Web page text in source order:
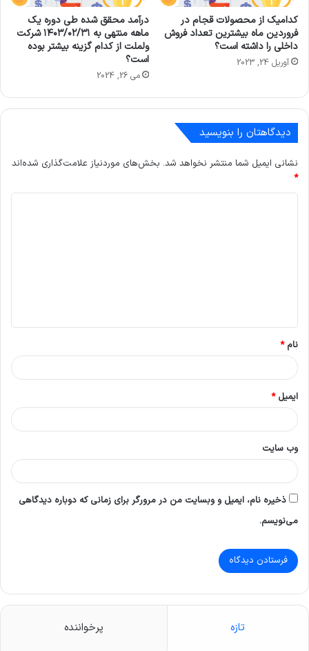
کدامیک از محصولات قجام در
فروردین ماه بیشترین تعداد فروش
داخلی را داشته است؟
آوریل 24, 2023
درآمد محقق شده طی دوره یک
ماهه منتهی به ۱۴۰۳/۰۲/۳۱ شرکت
ولملت از کدام گزینه بیشتر بوده
است؟
می 26, 2024
دیدگاهتان را بنویسید
نشانی ایمیل شما منتشر نخواهد شد. بخش‌های موردنیاز علامت‌گذاری شده‌اند
*
*
نام*
ایمیل*
وب‌ سایت
ذخیره نام، ایمیل و وبسایت من در مرورگر برای زمانی که دوباره دیدگاهی
می‌نویسم.
تازه پرخواننده